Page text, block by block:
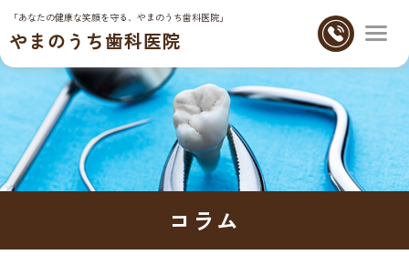
「あなたの健康な笑顔を守る、やまのうち歯科医院」
やまのうち歯科医院
コラム